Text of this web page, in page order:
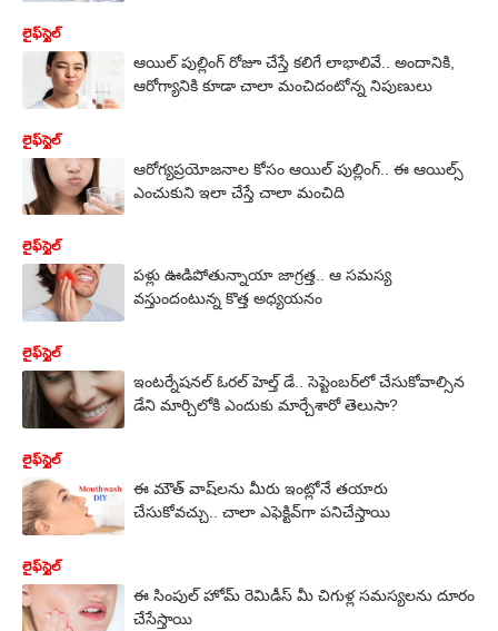
లైఫ్‌స్టైల్‌
ఆయిల్ పుల్లింగ్ రోజూ చేస్తే కలిగే లాభాలివే.. అందానికి,
ఆరోగ్యానికి కూడా చాలా మంచిదంటోన్న నిపుణులు
లైఫ్‌స్టైల్‌
ఆరోగ్యప్రయోజనాల కోసం ఆయిల్ పుల్లింగ్.. ఈ ఆయిల్స్
ఎంచుకుని ఇలా చేస్తే చాలా మంచిది
లైఫ్‌స్టైల్‌
పళ్లు ఊడిపోతున్నాయా జాగ్రత్త.. ఆ సమస్య
వస్తుందంటున్న కొత్త అధ్యయనం
లైఫ్‌స్టైల్‌
ఇంటర్నేషనల్ ఓరల్ హెల్త్ డే.. సెప్టెంబర్​లో చేసుకోవాల్సిన
డేని మార్చిలోకి ఎందుకు మార్చేశారో తెలుసా?
లైఫ్‌స్టైల్‌
ఈ మౌత్​ వాష్​లను మీరు ఇంట్లోనే తయారు
చేసుకోవచ్చు.. చాలా ఎఫెక్టివ్​గా పనిచేస్తాయి
లైఫ్‌స్టైల్‌
ఈ సింపుల్ హోమ్ రెమిడీస్ మీ చిగుళ్ల సమస్యలను దూరం
చేసేస్తాయి